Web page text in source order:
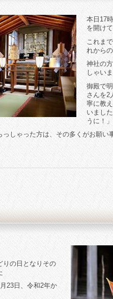
本日17
を開け
これま
れから
神社の
しゃい
御殿で
さんを2
寧に教
いまし
うに！
っしゃった方は、その多くがお願い
りの日となりその
23日、令和2年か